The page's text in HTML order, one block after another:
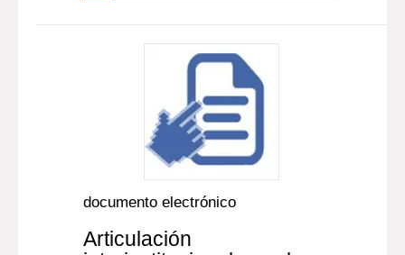
documento electrónico
Articulación